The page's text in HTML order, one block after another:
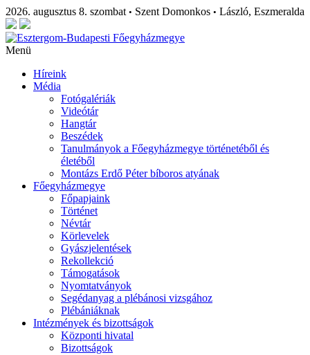
2026. augusztus 8. szombat • Szent Domonkos • László, Eszmeralda
Menü
Híreink
Média
Fotógalériák
Videótár
Hangtár
Beszédek
Tanulmányok a Főegyházmegye történetéből és
életéből
Montázs Erdő Péter bíboros atyának
Főegyházmegye
Főpapjaink
Történet
Névtár
Körlevelek
Gyászjelentések
Rekollekció
Támogatások
Nyomtatványok
Segédanyag a plébánosi vizsgához
Plébániáknak
Intézmények és bizottságok
Központi hivatal
Bizottságok